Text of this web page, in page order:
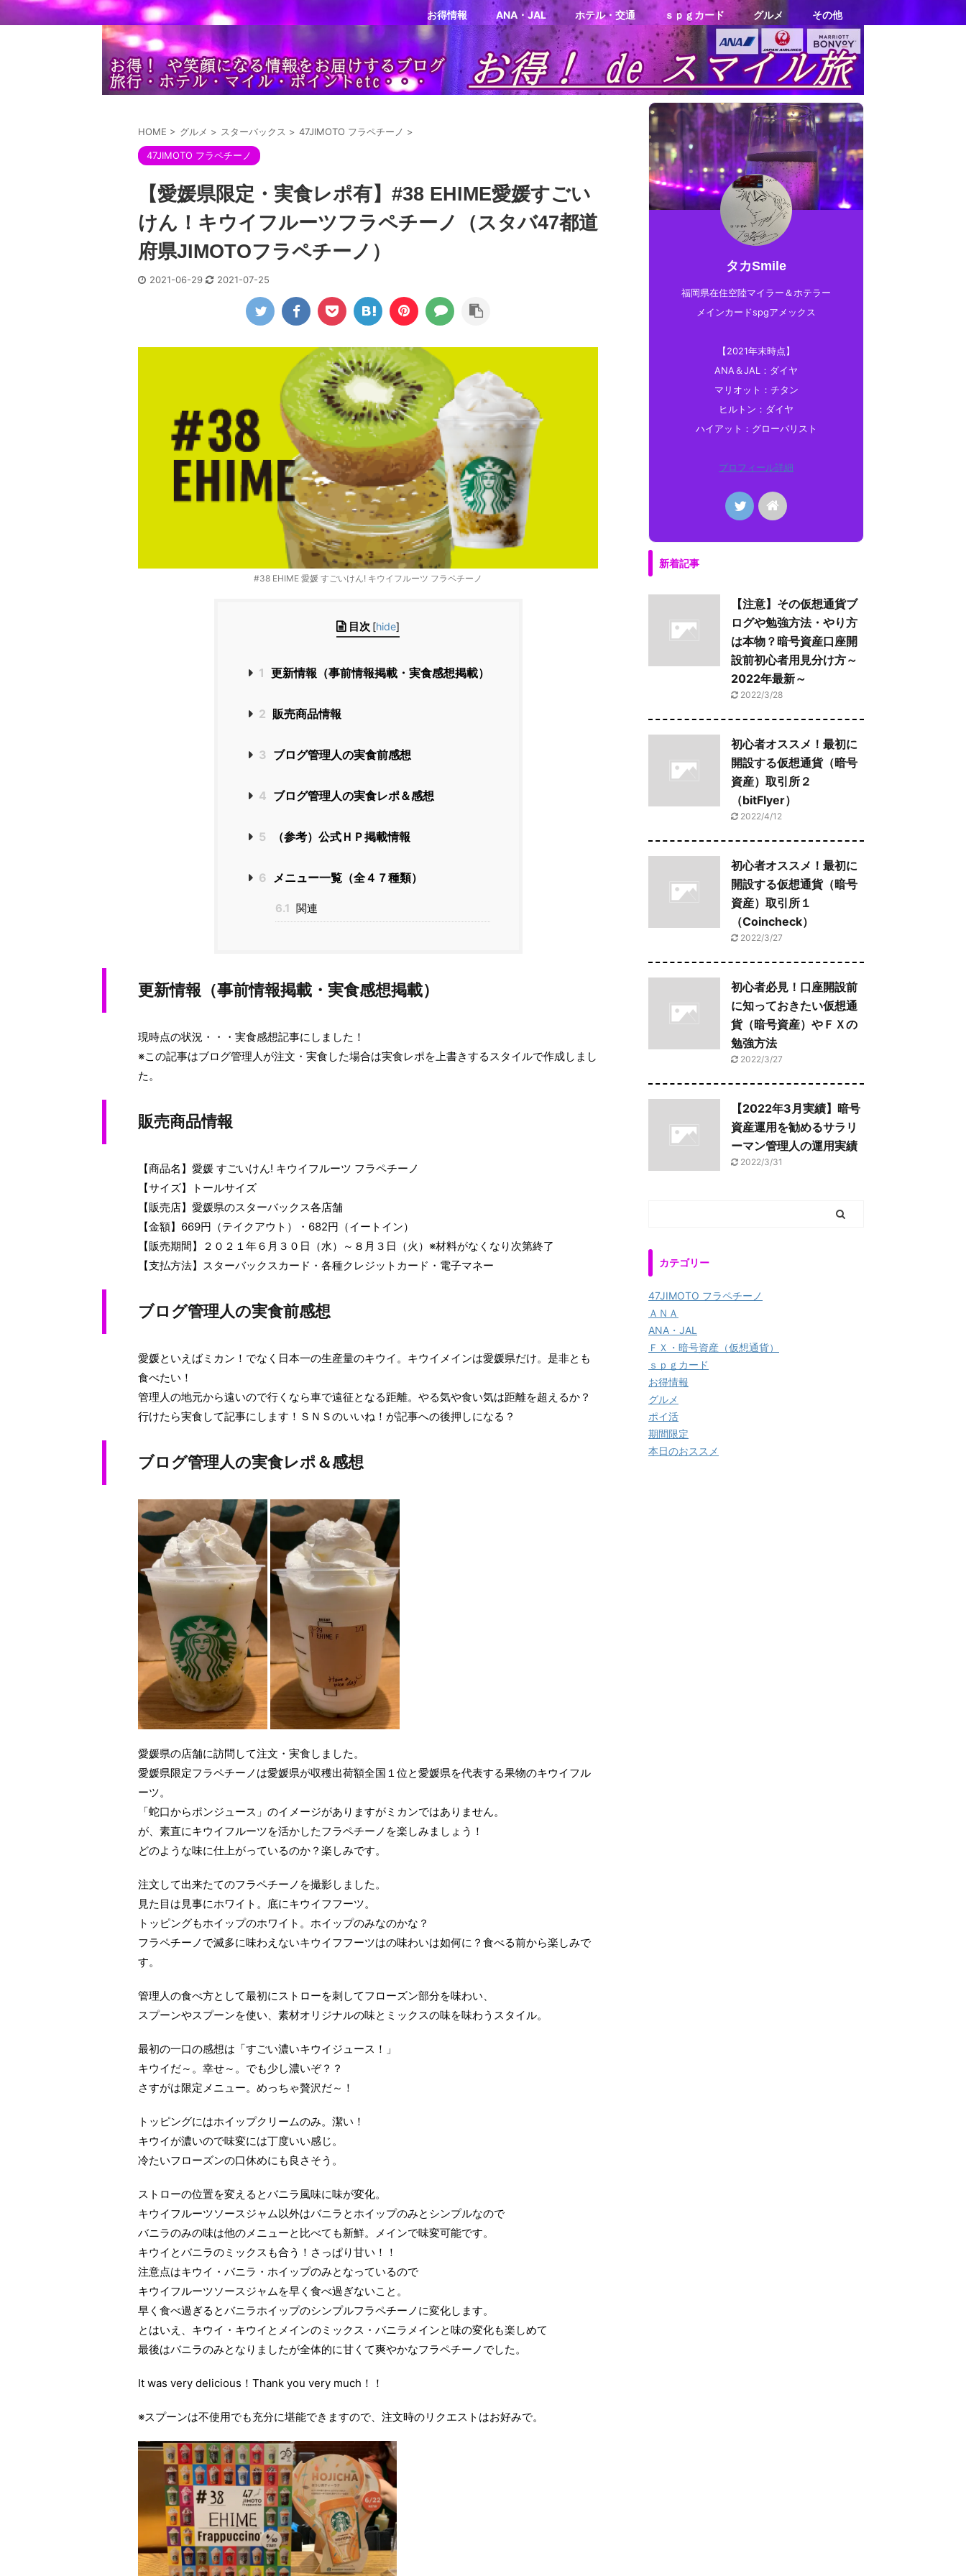
お得情報 ANA・JAL ホテル・交通 ｓｐｇカード グルメ その他
HOME > グルメ > スターバックス > 47JIMOTO フラペチーノ >
47JIMOTO フラペチーノ
【愛媛県限定・実食レポ有】#38 EHIME愛媛すごい
けん！キウイフルーツフラペチーノ（スタバ47都道
府県JIMOTOフラペチーノ）
2021-06-29 2021-07-25
#38 EHIME 愛媛 すごいけん! キウイフルーツ フラペチーノ
目次 [hide]
1 更新情報（事前情報掲載・実食感想掲載）
2 販売商品情報
3 ブログ管理人の実食前感想
4 ブログ管理人の実食レポ＆感想
5 （参考）公式ＨＰ掲載情報
6 メニュー一覧（全４７種類）
6.1 関連
更新情報（事前情報掲載・実食感想掲載）
現時点の状況・・・実食感想記事にしました！
※この記事はブログ管理人が注文・実食した場合は実食レポを上書きするスタイルで作成しまし
た。
販売商品情報
【商品名】愛媛 すごいけん! キウイフルーツ フラペチーノ
【サイズ】トールサイズ
【販売店】愛媛県のスターバックス各店舗
【金額】669円（テイクアウト）・682円（イートイン）
【販売期間】２０２１年６月３０日（水）～８月３日（火）※材料がなくなり次第終了
【支払方法】スターバックスカード・各種クレジットカード・電子マネー
ブログ管理人の実食前感想
愛媛といえばミカン！でなく日本一の生産量のキウイ。キウイメインは愛媛県だけ。是非とも
食べたい！
管理人の地元から遠いので行くなら車で遠征となる距離。やる気や食い気は距離を超えるか？
行けたら実食して記事にします！ＳＮＳのいいね！が記事への後押しになる？
ブログ管理人の実食レポ＆感想
愛媛県の店舗に訪問して注文・実食しました。
愛媛県限定フラペチーノは愛媛県が収穫出荷額全国１位と愛媛県を代表する果物のキウイフル
ーツ。
「蛇口からポンジュース」のイメージがありますがミカンではありません。
が、素直にキウイフルーツを活かしたフラペチーノを楽しみましょう！
どのような味に仕上がっているのか？楽しみです。
注文して出来たてのフラペチーノを撮影しました。
見た目は見事にホワイト。底にキウイフフーツ。
トッピングもホイップのホワイト。ホイップのみなのかな？
フラペチーノで滅多に味わえないキウイフフーツはの味わいは如何に？食べる前から楽しみで
す。
管理人の食べ方として最初にストローを刺してフローズン部分を味わい、
スプーンやスプーンを使い、素材オリジナルの味とミックスの味を味わうスタイル。
最初の一口の感想は「すごい濃いキウイジュース！」
キウイだ～。幸せ～。でも少し濃いぞ？？
さすがは限定メニュー。めっちゃ贅沢だ～！
トッピングにはホイップクリームのみ。潔い！
キウイが濃いので味変には丁度いい感じ。
冷たいフローズンの口休めにも良さそう。
ストローの位置を変えるとバニラ風味に味が変化。
キウイフルーツソースジャム以外はバニラとホイップのみとシンプルなので
バニラのみの味は他のメニューと比べても新鮮。メインで味変可能です。
キウイとバニラのミックスも合う！さっぱり甘い！！
注意点はキウイ・バニラ・ホイップのみとなっているので
キウイフルーツソースジャムを早く食べ過ぎないこと。
早く食べ過ぎるとバニラホイップのシンプルフラペチーノに変化します。
とはいえ、キウイ・キウイとメインのミックス・バニラメインと味の変化も楽しめて
最後はバニラのみとなりましたが全体的に甘くて爽やかなフラペチーノでした。
It was very delicious！Thank you very much！！
※スプーンは不使用でも充分に堪能できますので、注文時のリクエストはお好みで。
タカSmile
福岡県在住空陸マイラー＆ホテラー
メインカードspgアメックス
【2021年末時点】
ANA＆JAL：ダイヤ
マリオット：チタン
ヒルトン：ダイヤ
ハイアット：グローバリスト
プロフィール詳細
新着記事
【注意】その仮想通貨ブ
ログや勉強方法・やり方
は本物？暗号資産口座開
設前初心者用見分け方～
2022年最新～
2022/3/28
初心者オススメ！最初に
開設する仮想通貨（暗号
資産）取引所２
（bitFlyer）
2022/4/12
初心者オススメ！最初に
開設する仮想通貨（暗号
資産）取引所１
（Coincheck）
2022/3/27
初心者必見！口座開設前
に知っておきたい仮想通
貨（暗号資産）やＦＸの
勉強方法
2022/3/27
【2022年3月実績】暗号
資産運用を勧めるサラリ
ーマン管理人の運用実績
2022/3/31
カテゴリー
47JIMOTO フラペチーノ
ＡＮＡ
ANA・JAL
ＦＸ・暗号資産（仮想通貨）
ｓｐｇカード
お得情報
グルメ
ポイ活
期間限定
本日のおススメ